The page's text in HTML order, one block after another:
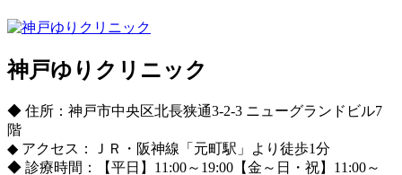
神戸ゆりクリニック
◆ 住所：神戸市中央区北長狭通3-2-3 ニューグランドビル7
階
◆ アクセス：ＪＲ・阪神線「元町駅」より徒歩1分
◆ 診療時間：【平日】11:00～19:00【金～日・祝】11:00～